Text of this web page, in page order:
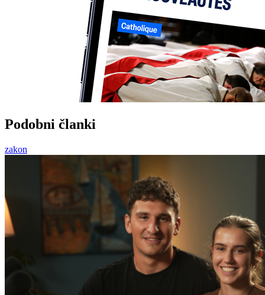
Podobni članki
zakon